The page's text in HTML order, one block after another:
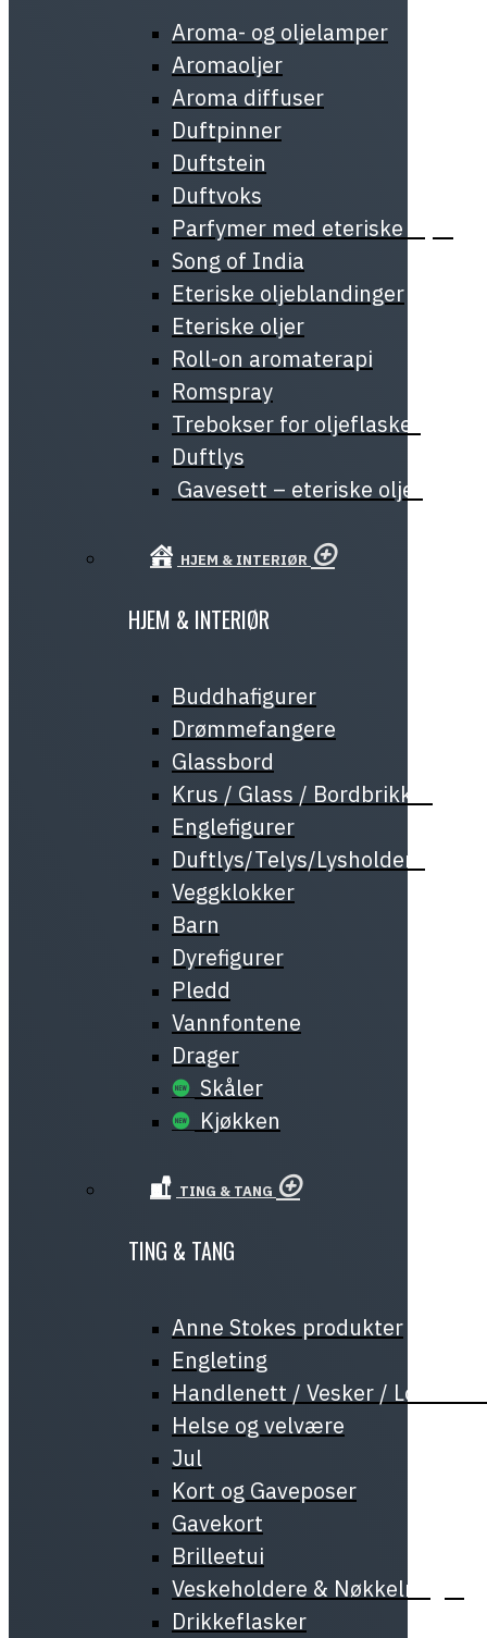
Aroma- og oljelamper
Aromaoljer
Aroma diffuser
Duftpinner
Duftstein
Duftvoks
Parfymer med eteriske oljer
Song of India
Eteriske oljeblandinger
Eteriske oljer
Roll-on aromaterapi
Romspray
Trebokser for oljeflasker
Duftlys
Gavesett – eteriske oljer
HJEM & INTERIØR
HJEM & INTERIØR
Buddhafigurer
Drømmefangere
Glassbord
Krus / Glass / Bordbrikker
Englefigurer
Duftlys/Telys/Lysholdere
Veggklokker
Barn
Dyrefigurer
Pledd
Vannfontene
Drager
Skåler
Kjøkken
TING & TANG
TING & TANG
Anne Stokes produkter
Engleting
Handlenett / Vesker /
Helse og velvære
Jul
Kort og Gaveposer
Gavekort
Brilleetui
Veskeholdere & Nøkkelringer
Drikkeflasker